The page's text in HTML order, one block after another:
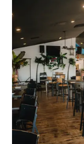
hauts murs en
bain et salon au
événement ici !